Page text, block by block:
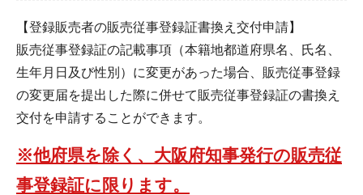
【登録販売者の販売従事登録証書換え交付申請】
販売従事登録証の記載事項（本籍地都道府県名、氏名、
生年月日及び性別）に変更があった場合、販売従事登録
の変更届を提出した際に併せて販売従事登録証の書換え
交付を申請することができます。
※他府県を除く、大阪府知事発行の販売従
事登録証に限ります。